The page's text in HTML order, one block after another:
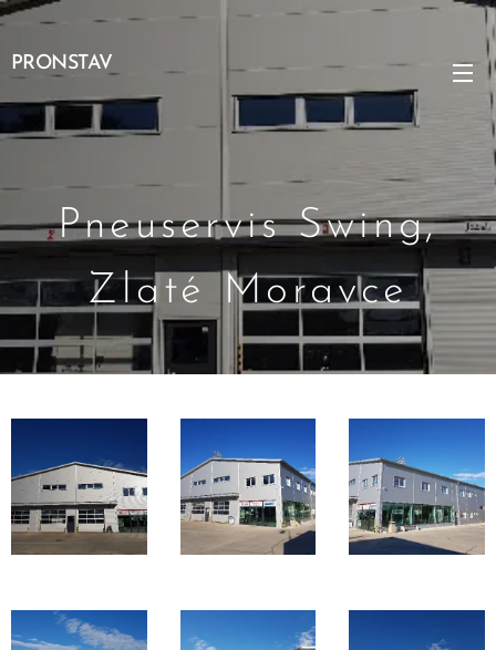
PRONSTAV
Pneuservis Swing,
Zlaté Moravce